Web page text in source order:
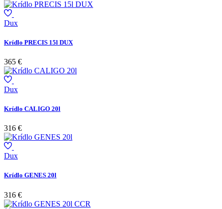
Dux
Krídlo PRECIS 15l DUX
365 €
Dux
Krídlo CALIGO 20l
316 €
Dux
Krídlo GENES 20l
316 €